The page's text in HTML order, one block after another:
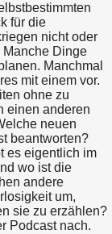
für die
nicht oder
Manche Dinge
Manchmal
mit einem vor.
ohne zu
einen anderen
neuen
beantworten?
es eigentlich im
wo ist die
andere
um,
sie zu erzählen?
Podcast nach.